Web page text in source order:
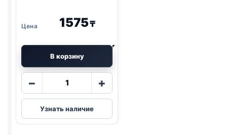
1575₸
В корзину
−
Количество
Darsi
ж/
б
+
Узнать наличие